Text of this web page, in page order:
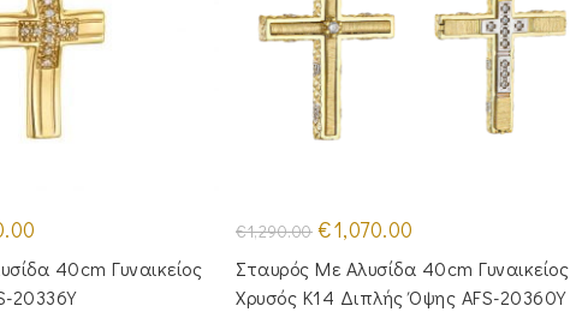
τιμή
είναι:
€840.00.
40cm Γυναικείος
20336Y
€1,290.00 Original
price
was:
€1,290.00.
€1,070.00
τιμή
είναι:
€1,070.00.
Σταυρός Με Αλυσίδα 40cm Γυναικείος
Χρυσός Κ14 Διπλής Όψης AFS-20360Y